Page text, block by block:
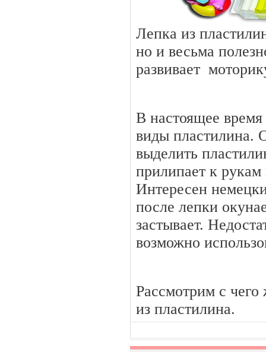
Лепка из
но и весьма
развивает
В настоящее
виды пластилина.
выделить
прилипает к
Интересен
после лепки
застывает.
возможно
Рассмотрим с чего
из пластилина.